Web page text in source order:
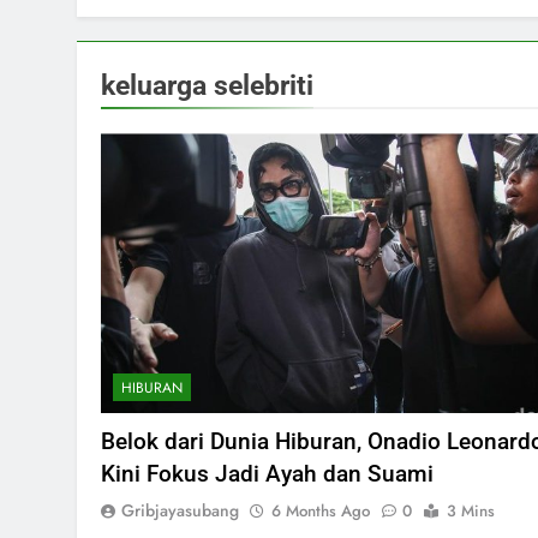
keluarga selebriti
HIBURAN
Belok dari Dunia Hiburan, Onadio
Kini Fokus Jadi Ayah dan Suami
Gribjayasubang 6 Months Ago 0 3 Mins